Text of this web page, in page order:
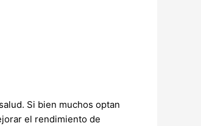
Si bien muchos optan
el rendimiento de